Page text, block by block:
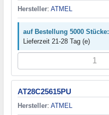
Hersteller: ATMEL
auf Bestellung 5000 Stücke:
Lieferzeit 21-28 Tag (e)
AT28C25615PU
Hersteller: ATMEL